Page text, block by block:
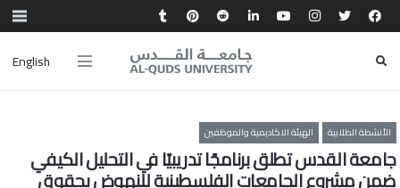
English
الأنشطة الطلابية الهيئة الاكاديمية والموظفين
جامعة القدس تطلق برنامجًا تدريبيًا في التحليل الكيفي
ضمن مشروع الجامعات الفلسطينية للنهوض بحقوق